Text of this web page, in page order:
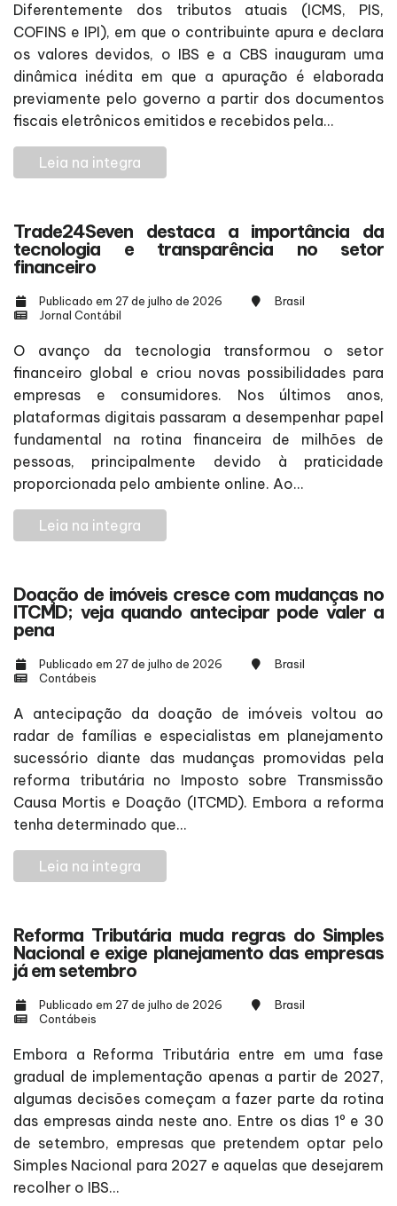
Diferentemente dos tributos atuais (ICMS, PIS,
COFINS e IPI), em que o contribuinte apura e declara
os valores devidos, o IBS e a CBS inauguram uma
dinâmica inédita em que a apuração é elaborada
previamente pelo governo a partir dos documentos
fiscais eletrônicos emitidos e recebidos pela...
Leia na integra
Trade24Seven destaca a importância da
tecnologia e transparência no setor
financeiro
Publicado em 27 de julho de 2026
Brasil
Jornal Contábil
O avanço da tecnologia transformou o setor
financeiro global e criou novas possibilidades para
empresas e consumidores. Nos últimos anos,
plataformas digitais passaram a desempenhar papel
fundamental na rotina financeira de milhões de
pessoas, principalmente devido à praticidade
proporcionada pelo ambiente online. Ao...
Leia na integra
Doação de imóveis cresce com mudanças no
ITCMD; veja quando antecipar pode valer a
pena
Publicado em 27 de julho de 2026
Brasil
Contábeis
A antecipação da doação de imóveis voltou ao
radar de famílias e especialistas em planejamento
sucessório diante das mudanças promovidas pela
reforma tributária no Imposto sobre Transmissão
Causa Mortis e Doação (ITCMD). Embora a reforma
tenha determinado que...
Leia na integra
Reforma Tributária muda regras do Simples
Nacional e exige planejamento das empresas
já em setembro
Publicado em 27 de julho de 2026
Brasil
Contábeis
Embora a Reforma Tributária entre em uma fase
gradual de implementação apenas a partir de 2027,
algumas decisões começam a fazer parte da rotina
das empresas ainda neste ano. Entre os dias 1º e 30
de setembro, empresas que pretendem optar pelo
Simples Nacional para 2027 e aquelas que desejarem
recolher o IBS...